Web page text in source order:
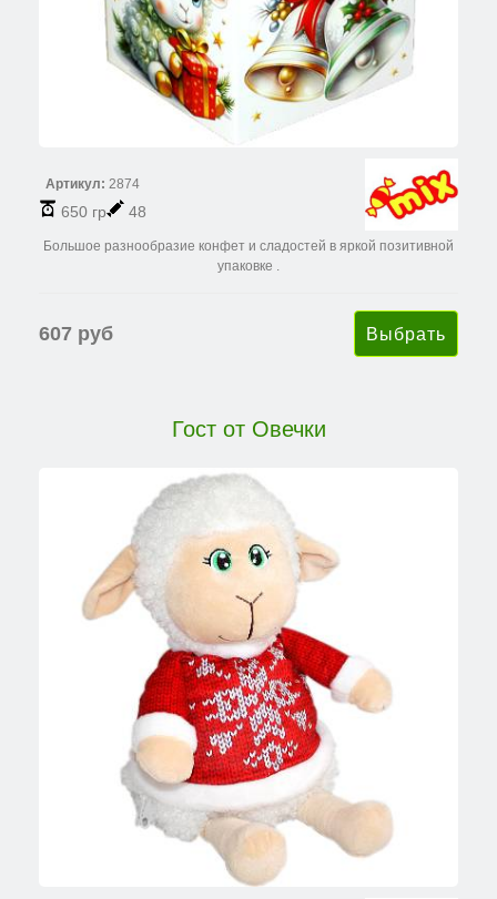
Артикул: 2874
650 гр 48
Большое разнообразие конфет и сладостей в яркой позитивной
упаковке .
607 руб
Гост от Овечки